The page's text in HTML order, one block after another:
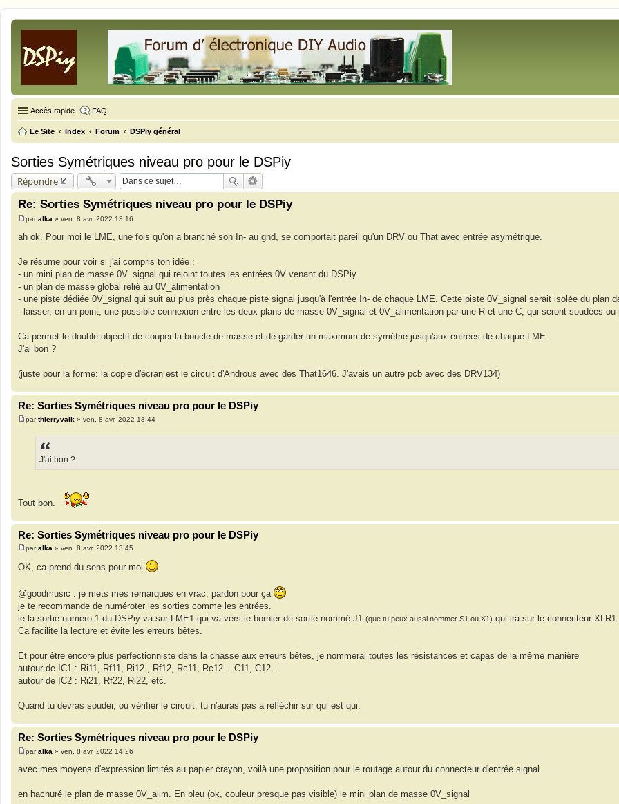
Accès rapide FAQ
Le Site Index Forum DSPiy général
Sorties Symétriques niveau pro pour le DSPiy
Répondre
Re: Sorties Symétriques niveau pro pour le DSPiy
M
s
g
e
paralka » ven. 8 avr. 2022 13:16
ah ok. Pour moi le LME, une fois qu'on a branché son In- au gnd, se comportait pareil qu'un DRV ou That avec entrée asymétrique.
Je résume pour voir si j'ai compris ton idée :
- un mini plan de masse 0V_signal qui rejoint toutes les entrées 0V venant du DSPiy
- un plan de masse global relié au 0V_alimentation
- une piste dédiée 0V_signal qui suit au plus près chaque piste signal jusqu'à l'entrée In- de chaque LME. Cette piste 0V_signal serait isolée du plan
- laisser, en un point, une possible connexion entre les deux plans de masse 0V_signal et 0V_alimentation par une R et une C, qui seront soudées ou
Ca permet le double objectif de couper la boucle de masse et de garder un maximum de symétrie jusqu'aux entrées de chaque LME.
J'ai bon ?
(juste pour la forme: la copie d'écran est le circuit d'Androus avec des That1646. J'avais un autre pcb avec des DRV134)
Re: Sorties Symétriques niveau pro pour le DSPiy
M
parthierryvalk » ven. 8 avr. 2022 13:44
J'ai bon ?
Tout bon.
Re: Sorties Symétriques niveau pro pour le DSPiy
M
e
s
g
e
paralka » ven. 8 avr. 2022 13:45
OK, ca prend du sens pour moi
@goodmusic : je mets mes remarques en vrac, pardon pour ça
je te recommande de numéroter les sorties comme les entrées.
ie la sortie numéro 1 du DSPiy va sur LME1 qui va vers le bornier de sortie nommé J1 (que tu peux aussi nommer S1 ou X1) qui ira sur le connecteur XLR1.
Ca facilite la lecture et évite les erreurs bêtes.
Et pour être encore plus perfectionniste dans la chasse aux erreurs bêtes, je nommerai toutes les résistances et capas de la même manière
autour de IC1 : Ri11, Rf11, Ri12 , Rf12, Rc11, Rc12... C11, C12 ...
autour de IC2 : Ri21, Rf22, Ri22, etc.
Quand tu devras souder, ou vérifier le circuit, tu n'auras pas a réfléchir sur qui est qui.
Re: Sorties Symétriques niveau pro pour le DSPiy
M
s
g
paralka » ven. 8 avr. 2022 14:26
avec mes moyens d'expression limités au papier crayon, voilà une proposition pour le routage autour du connecteur d'entrée signal.
en hachuré le plan de masse 0V_alim. En bleu (ok, couleur presque pas visible) le mini plan de masse 0V_signal